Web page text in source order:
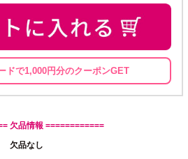
ドで1,000円分のクーポンGET
欠品情報 ============
欠品なし